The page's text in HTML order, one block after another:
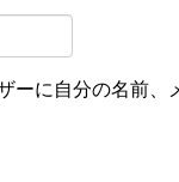
ーに自分の名前、